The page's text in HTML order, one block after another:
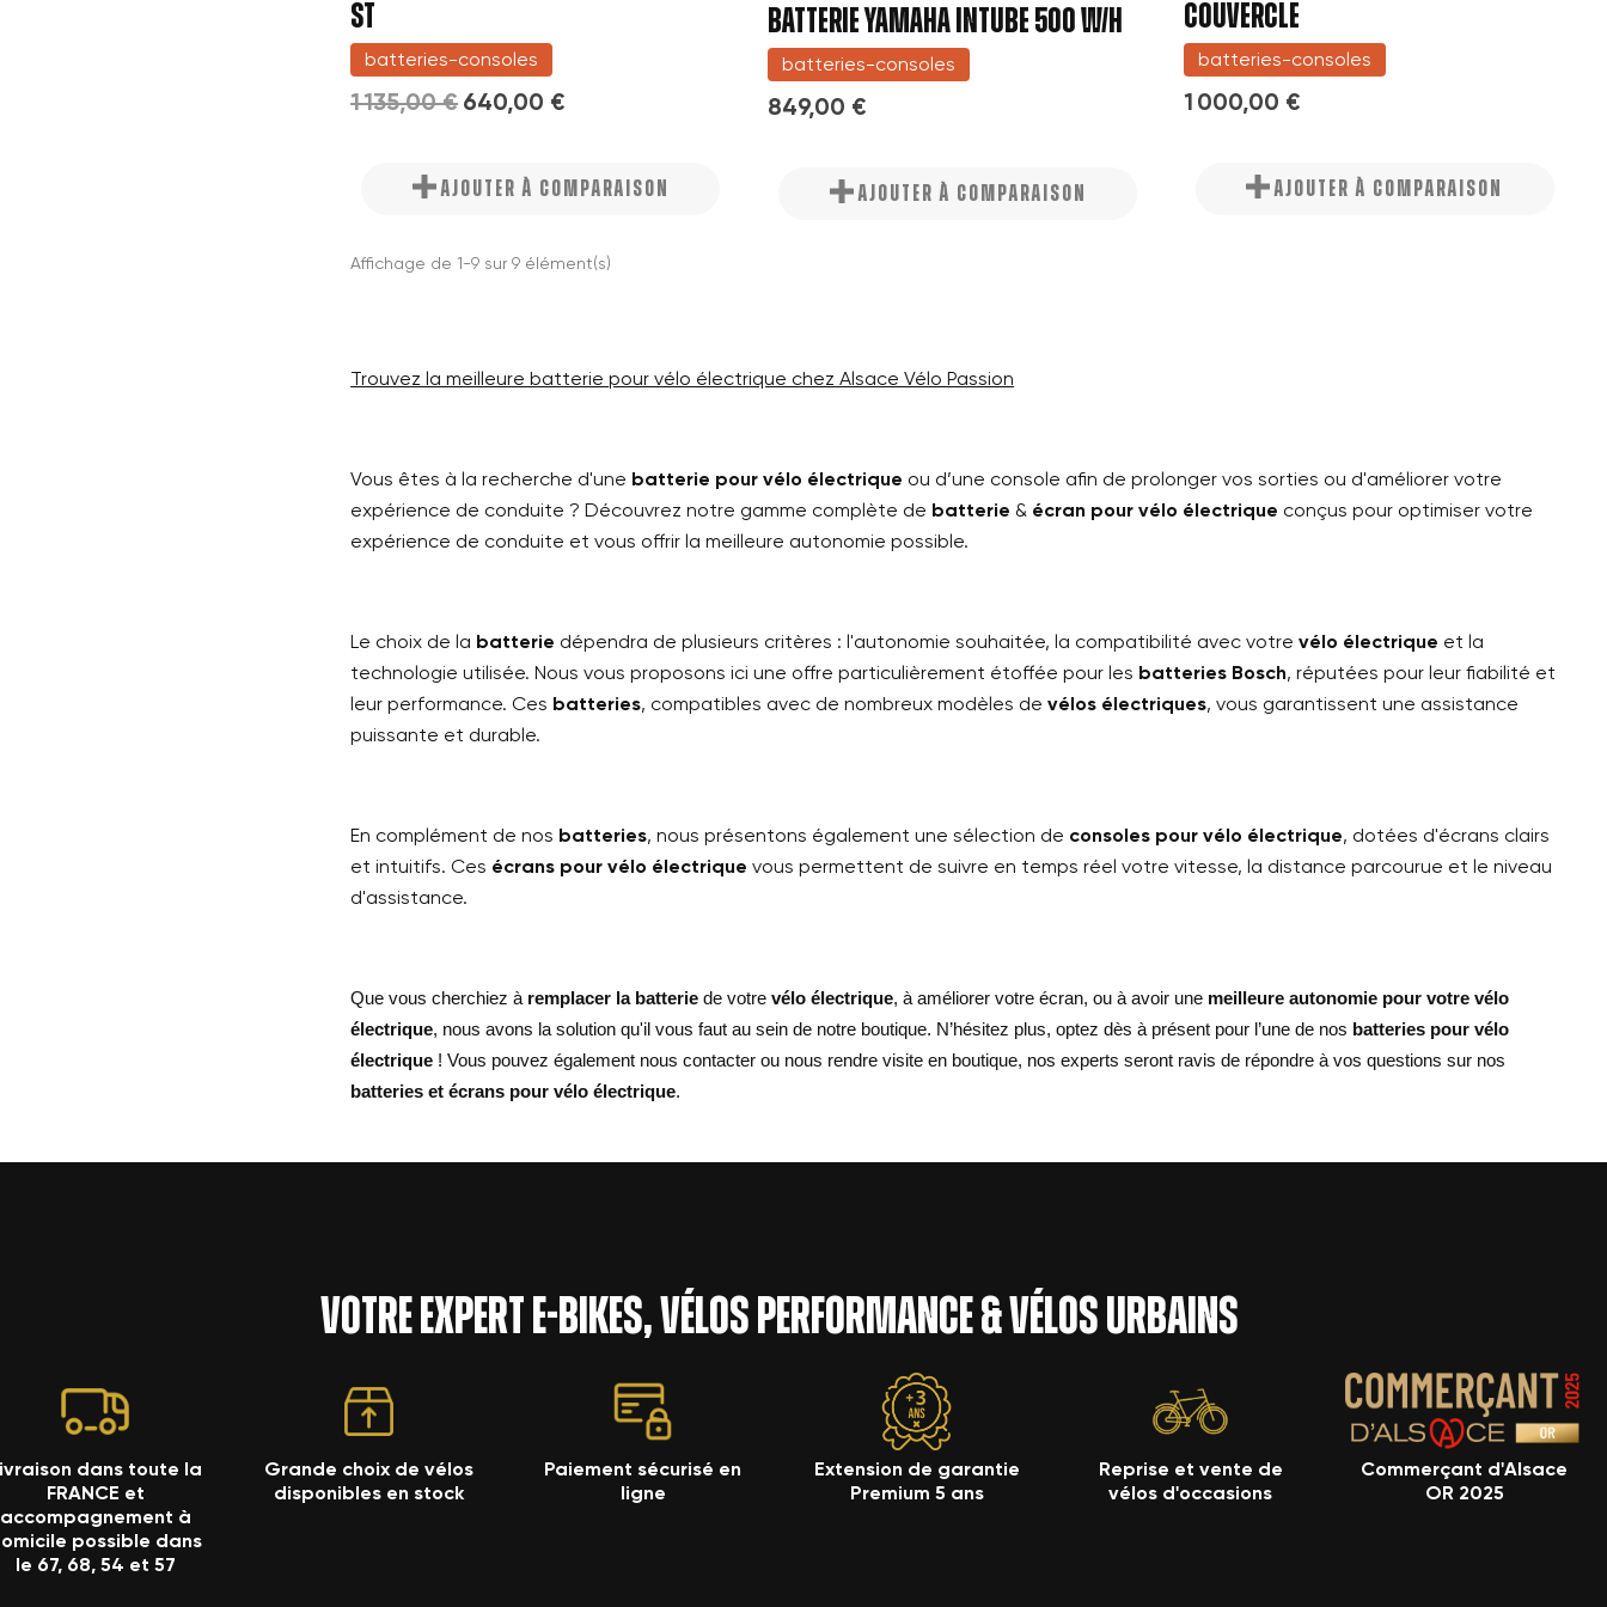
add_circle_outline Créer une nouvelle liste
Créer une liste d'envies
((modalDeleteText))Connexion
ST
batteries-consoles
1 135,00 € 640,00 €
AJOUTER À COMPARAISON
BATTERIE YAMAHA INTUBE 500 W/H
batteries-consoles
849,00 €
AJOUTER À COMPARAISON
COUVERCLE
batteries-consoles
1 000,00 €
AJOUTER À COMPARAISON
Affichage de 1-9 sur 9 élément(s)
Trouvez la meilleure batterie pour vélo électrique chez Alsace Vélo Passion
Vous êtes à la recherche d'une batterie pour vélo électrique ou d’une console afin de prolonger vos sorties ou d'améliorer votre
expérience de conduite ? Découvrez notre gamme complète de batterie & écran pour vélo électrique conçus pour optimiser votre
expérience de conduite et vous offrir la meilleure autonomie possible.
Le choix de la batterie dépendra de plusieurs critères : l'autonomie souhaitée, la compatibilité avec votre vélo électrique et la
technologie utilisée. Nous vous proposons ici une offre particulièrement étoffée pour les batteries Bosch, réputées pour leur fiabilité et
leur performance. Ces batteries, compatibles avec de nombreux modèles devélos électriques, vous garantissent une assistance
puissante et durable.
En complément de nos batteries, nous présentons également une sélection de consoles pour vélo électrique, dotées d'écrans clairs
et intuitifs. Ces écrans pour vélo électriquevous permettent de suivre en temps réel votre vitesse, la distance parcourue et le niveau
d'assistance.
Que vous cherchiez à remplacer la batterie de votrevélo électrique, à améliorer votre écran, ou à avoir une meilleure autonomie pour votre vélo
électrique, nous avons la solution qu'il vous faut au sein de notre boutique. N’hésitez plus, optez dès à présent pour l’une de nos batteries pour vélo
électrique ! Vous pouvez également nous contacter ou nous rendre visite en boutique, nos experts seront ravis de répondre à vos questions sur nos
batteries et écrans pour vélo électrique.
Votre expert e-bikes, vélos performance & vélos urbains
dans toute la
FRANCE et
accompagnement à
possible dans
le 67, 68, 54 et 57
Grande choix de vélos
disponibles en stock
Paiement sécurisé en
ligne
Extension de garantie
Premium 5 ans
Reprise et vente de
vélos d'occasions
Commerçant d'Alsace
OR 2025